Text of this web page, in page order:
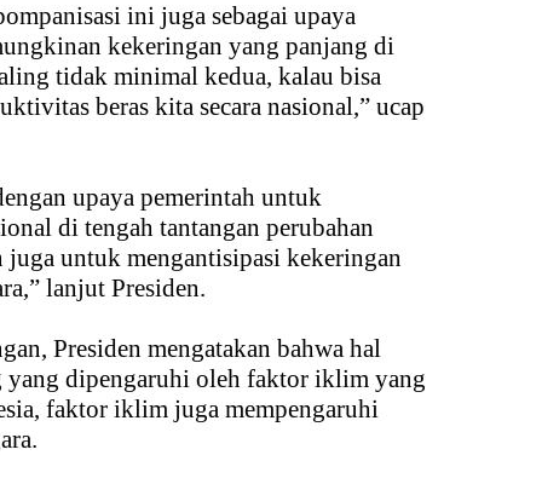
ini juga sebagai upaya
kekeringan yang panjang di
tidak minimal kedua, kalau bisa
beras kita secara nasional,” ucap
upaya pemerintah untuk
di tengah tantangan perubahan
untuk mengantisipasi kekeringan
lanjut Presiden.
Presiden mengatakan bahwa hal
yang dipengaruhi oleh faktor iklim yang
faktor iklim juga mempengaruhi